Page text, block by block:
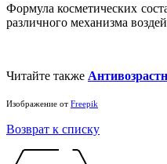
Формула косметических
различного механизма
Читайте также
Изображение от Freepik
Возврат к списку